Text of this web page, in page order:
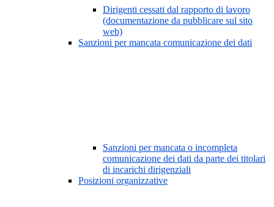
Dirigenti cessati dal rapporto di lavoro
(documentazione da pubblicare sul sito
web)
Sanzioni per mancata comunicazione dei dati
Sanzioni per mancata o incompleta
comunicazione dei dati da parte dei titolari
di incarichi dirigenziali
Posizioni organizzative